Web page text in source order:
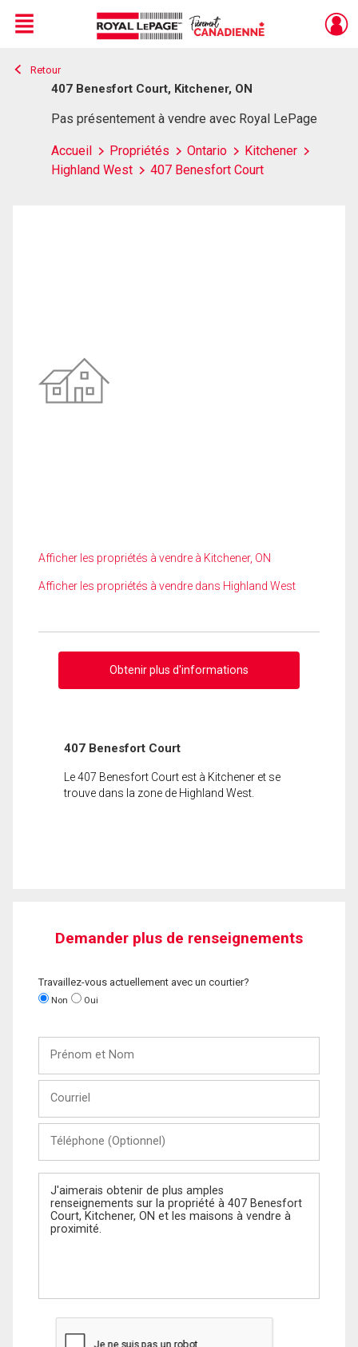
Live
En Direct
Menu
Retour
407 Benesfort Court, Kitchener, ON
Pas présentement à vendre avec Royal LePage
Accueil Propriétés Ontario
Kitchener
Highland West
407 Benesfort Court
Afficher les propriétés à vendre à Kitchener, ON
Afficher les propriétés à vendre dans Highland West
Obtenir plus d'informations
407 Benesfort Court
Le 407 Benesfort Court est à Kitchener et se
trouve dans la zone de Highland West.
Demander plus de renseignements
Travaillez-vous actuellement avec un courtier?
Non Oui
Nom
(Optionnel)
Message